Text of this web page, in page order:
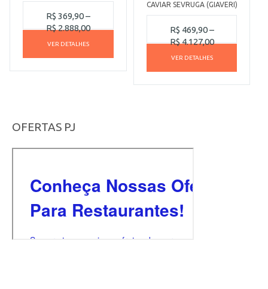
R$ 369,90–
R$2.888,00
VER DETALHES
CAVIAR SEVRUGA (GIAVERI)
R$ 469,90–
R$4.127,00
VER DETALHES
OFERTAS PJ